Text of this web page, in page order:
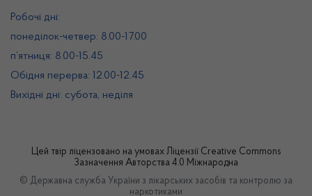
Робочі дні:
понеділок-четвер: 8.00-17.00
п’ятниця: 8.00-15.45
Обідня перерва: 12.00-12.45
Вихідні дні: субота, неділя
Цей твір ліцензовано на умовах Ліцензії Creative Commons
Зазначення Авторства 4.0 Міжнародна
© Державна служба України з лікарських засобів та контролю за
наркотиками